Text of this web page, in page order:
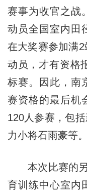
赛事为收官之战
动员全国室内田
在大奖赛参加满
动员，才有资格
标赛。因此，南
赛资格的最后机
120人参赛，包
力小将石雨豪等。
本次比赛的另
育训练中心室内